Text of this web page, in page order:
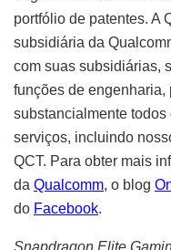
portfólio de patentes. A
subsidiária da
com suas subsidiárias,
funções de
substancialmente
serviços, incluindo
QCT. Para obter mais
da Qualcomm, o blog
do Facebook.
Snapdragon Elite